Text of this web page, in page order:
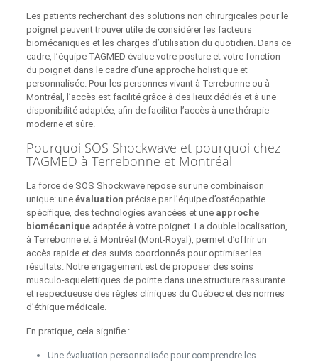
Les patients recherchant des solutions non chirurgicales pour le
poignet peuvent trouver utile de considérer les facteurs
biomécaniques et les charges d’utilisation du quotidien. Dans ce
cadre, l’équipe TAGMED évalue votre posture et votre fonction
du poignet dans le cadre d’une approche holistique et
personnalisée. Pour les personnes vivant à Terrebonne ou à
Montréal, l’accès est facilité grâce à des lieux dédiés et à une
disponibilité adaptée, afin de faciliter l’accès à une thérapie
moderne et sûre.
Pourquoi SOS Shockwave et pourquoi chez
TAGMED à Terrebonne et Montréal
La force de SOS Shockwave repose sur une combinaison
unique: une évaluation précise par l’équipe d’ostéopathie
spécifique, des technologies avancées et une approche
biomécaniqueadaptée à votre poignet. La double localisation,
à Terrebonne et à Montréal (Mont‑Royal), permet d’offrir un
accès rapide et des suivis coordonnés pour optimiser les
résultats. Notre engagement est de proposer des soins
musculo-squelettiques de pointe dans une structure rassurante
et respectueuse des règles cliniques du Québec et des normes
d’éthique médicale.
En pratique, cela signifie :
Une évaluation personnalisée pour comprendre les